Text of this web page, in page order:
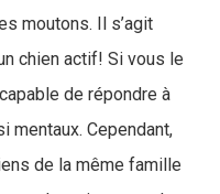
moutons. Il s’agit
chien actif! Si vous le
de répondre à
Cependant,
de la même famille